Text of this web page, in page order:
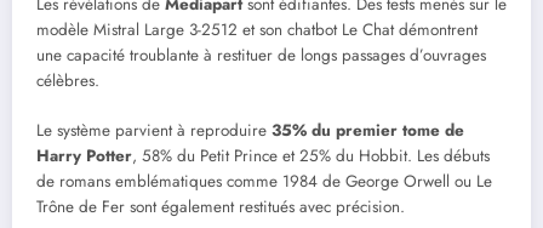
Les révélations de Mediapartsont édifiantes. Des tests menés sur le
modèle Mistral Large 3-2512 et son chatbot Le Chat démontrent
une capacité troublante à restituer de longs passages d’ouvrages
célèbres.
Le système parvient à reproduire 35% du premier tome de
Harry Potter, 58% du Petit Prince et 25% du Hobbit. Les débuts
de romans emblématiques comme 1984 de George Orwell ou Le
Trône de Fer sont également restitués avec précision.